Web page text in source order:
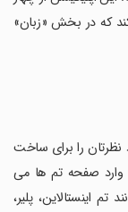
که در بخش «زبان»
را برای ساخت
وارد صفحه تم ها می
اینستالاین، پلیر،